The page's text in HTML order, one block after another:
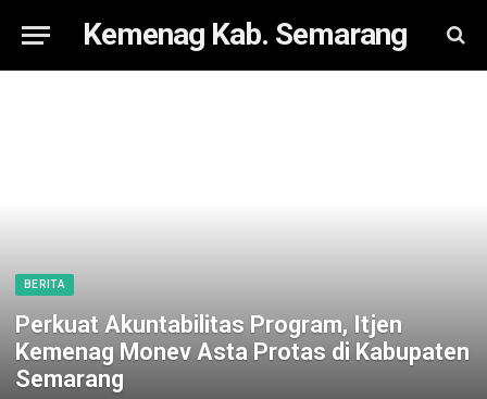
Kemenag Kab. Semarang
BERITA
Perkuat Akuntabilitas Program, Itjen
Kemenag Monev Asta Protas di Kabupaten
Semarang